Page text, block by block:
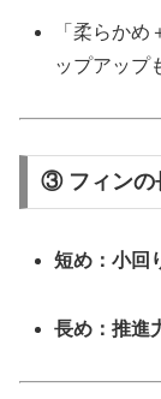
「柔らか
ップアップ
③ フィンの
短め：小回
長め：推進